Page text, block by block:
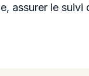
assurer le